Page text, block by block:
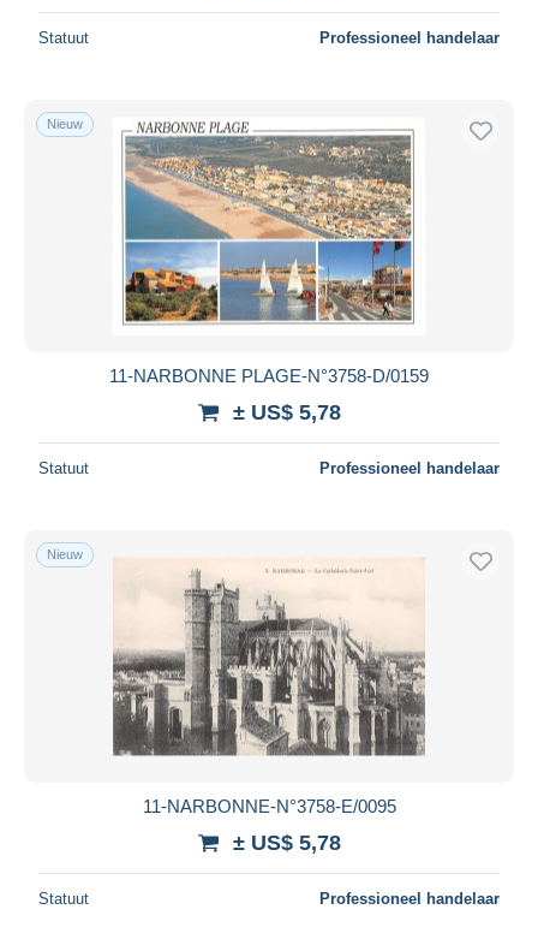
Statuut Professioneel handelaar
Nieuw
11-NARBONNE PLAGE-N°3758-D/0159
± US$ 5,78
Statuut Professioneel handelaar
Nieuw
11-NARBONNE-N°3758-E/0095
± US$ 5,78
Statuut Professioneel handelaar